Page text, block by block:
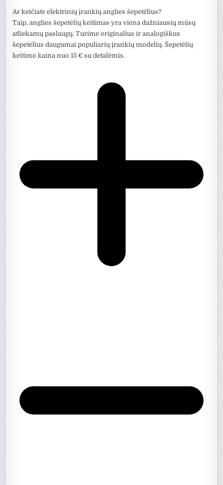
Ar keičiate elektrinių įrankių anglies šepetėlius?
Taip, anglies šepetėlių keitimas yra viena dažniausių mūsų
atliekamų paslaugų. Turime originalius ir analogiškus
šepetėlius daugumai populiarių įrankių modelių. Šepetėlių
keitimo kaina nuo 15 € su detalėmis.